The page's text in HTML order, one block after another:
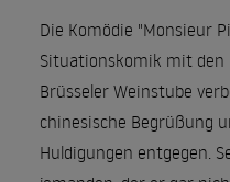
Die Komödie "Monsieur
Situationskomik mit den
Brüsseler Weinstube
chinesische Begrüßung
Huldigungen entgegen.